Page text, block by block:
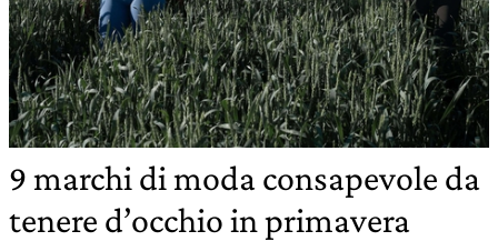
9 marchi di moda consapevole da
tenere d’occhio in primavera